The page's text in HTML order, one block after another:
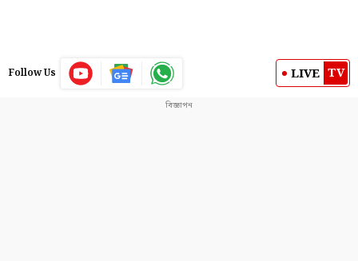
Follow Us LIVE TV